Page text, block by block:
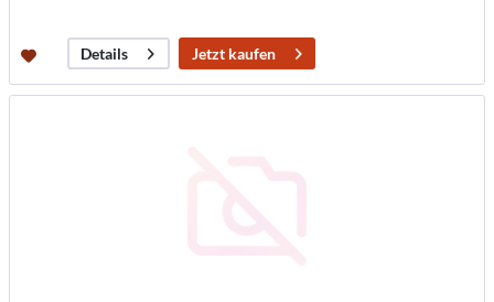
Details Jetzt kaufen